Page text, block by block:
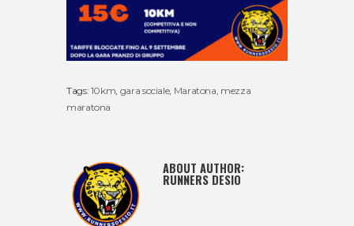
Tags: 10km gara sociale, Maratona mezza
maratona
ABOUT AUTHOR:
RUNNERS DESIO